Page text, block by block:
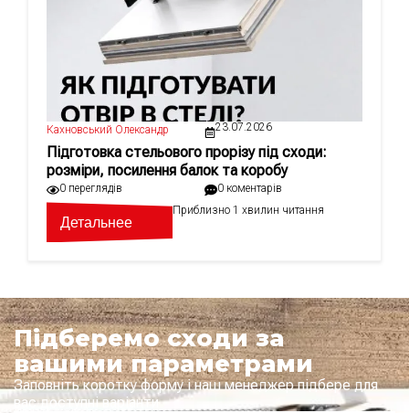
Кахновський Олександр 23.07.2026
Підготовка стельового прорізу під сходи:
розміри, посилення балок та коробу
0 переглядів 0 коментарів
Детальнее
Приблизно 1 хвилин читання
Підберемо сходи за
вашими параметрами
Заповніть коротку форму і наш менеджер підбере для
вас доступні варіанти